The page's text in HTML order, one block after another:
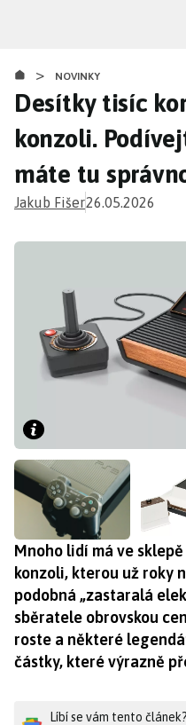
obsahu
> NOVINKY
Desítky tisíc
konzoli.
máte tu
Jakub Fišer26.05.2026
Mnoho lidí má ve
konzoli, kterou už roky
podobná „zastaralá
sběratele obrovskou
roste a některé
částky, které výrazně
Líbí se vám tento